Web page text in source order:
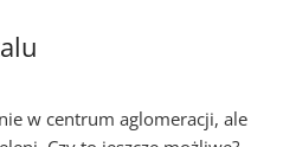
w centrum aglomeracji, ale